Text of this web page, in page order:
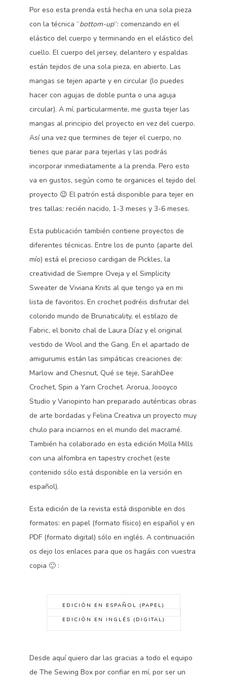
Por eso esta prenda está hecha en una sola pieza
con la técnica “bottom-up“: comenzando en el
elástico del cuerpo y terminando en el elástico del
cuello. El cuerpo del jersey, delantero y espaldas
están tejidos de una sola pieza, en abierto. Las
mangas se tejen aparte y en circular (lo puedes
hacer con agujas de doble punta o una aguja
circular). A mí, particularmente, me gusta tejer las
mangas al principio del proyecto en vez del cuerpo.
Así una vez que termines de tejer el cuerpo, no
tienes que parar para tejerlas y las podrás
incorporar inmediatamente a la prenda. Pero esto
va en gustos, según como te organices el tejido del
proyecto 😉 El patrón está disponible para tejer en
tres tallas: recién nacido, 1-3 meses y 3-6 meses.
Esta publicación también contiene proyectos de
diferentes técnicas. Entre los de punto (aparte del
mío) está el precioso cardigan de Pickles, la
creatividad de Siempre Oveja y el Simplicity
Sweater de Viviana Knits al que tengo ya en mi
lista de favoritos. En crochet podréis disfrutar del
colorido mundo de Brunaticality, el estilazo de
Fabric, el bonito chal de Laura Díaz y el original
vestido de Wool and the Gang. En el apartado de
amigurumis están las simpáticas creaciones de:
Marlow and Chesnut, Qué se teje, SarahDee
Crochet, Spin a Yarn Crochet. Arorua, Joooyco
Studio y Variopinto han preparado auténticas obras
de arte bordadas y Felina Creativa un proyecto muy
chulo para inciarnos en el mundo del macramé.
También ha colaborado en esta edición Molla Mills
con una alfombra en tapestry crochet (este
contenido sólo está disponible en la versión en
español).
Esta edición de la revista está disponible en dos
formatos: en papel (formato físico) en español y en
PDF (formato digital) sólo en inglés. A continuación
os dejo los enlaces para que os hagáis con vuestra
copia 🙂 :
EDICIÓN EN ESPAÑOL (PAPEL)
EDICIÓN EN INGLÉS (DIGITAL)
Desde aquí quiero dar las gracias a todo el equipo
de The Sewing Box por confiar en mí, por ser un